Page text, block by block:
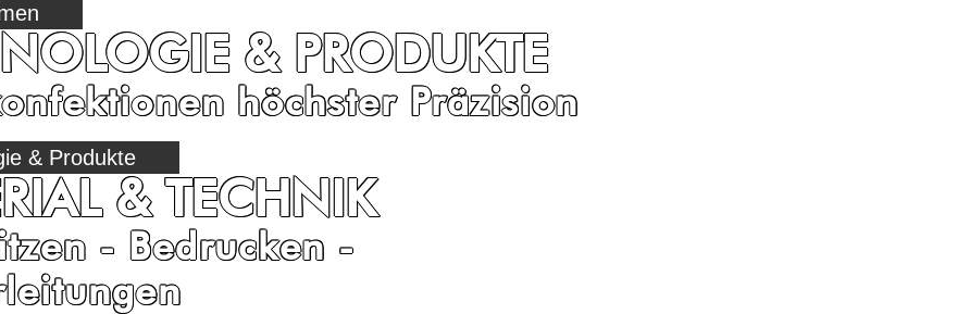
& PRODUKTE
höchster Präzision
& Produkte
& TECHNIK
- Bedrucken -